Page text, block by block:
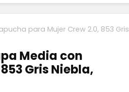
para Mujer Crew 2.0, 853 Gris
Media con
Gris Niebla,